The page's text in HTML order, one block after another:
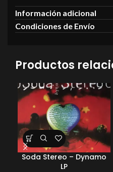
Información adicional
Condiciones de Envío
Productos
Soda Stereo – Dynamo
LP